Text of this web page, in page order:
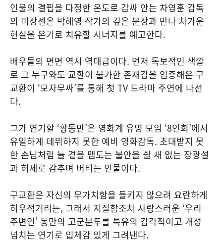
인물의 결핍을 다정한 온도로 감싸 안는 차영훈 감독
의 미장센은 박해영 작가의 깊은 문장과 만나 차가운
현실을 온기로 치유할 시너지를 예고한다.
배우들의 면면 역시 역대급이다. 먼저 독보적인 색깔
로 그 누구와도 교환이 불가한 존재감을 입증해온 구
교환이 ‘모자무싸’를 통해 첫 TV 드라마 주연에 나선
다.
그가 연기할 ‘황동만’은 영화계 유명 모임 ‘8인회’에서
유일하게 데뷔하지 못한 예비 영화감독. 초대받지 못
한 손님처럼 늘 곁을 맴도는 불안을 쉴 새 없는 장광설
과 허세로 감추며 버티는 인물이다.
구교환은 자신의 무가치함을 들키지 않으려 요란하게
허우적거리는, 그래서 지질함조차 사랑스러운 ‘우리
주변인’ 동만의 고군분투를 특유의 감각적이고 개성
넘치는 연기로 입체감 있게 그려낸다.